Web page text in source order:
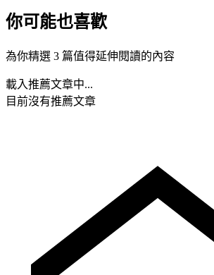
你可能也喜歡
為你精選 3 篇值得延伸閱讀的內容
載入推薦文章中...
目前沒有推薦文章